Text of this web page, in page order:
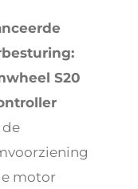
S20
motor